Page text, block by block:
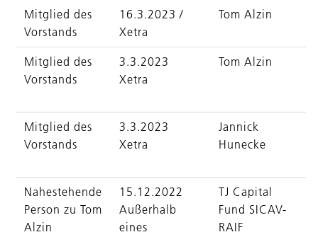
Mitglied des
Vorstands
16.3.2023 /
Xetra
Tom Alzin
Mitglied des
Vorstands
3.3.2023
Xetra
Tom Alzin
Mitglied des
Vorstands
3.3.2023
Xetra
Jannick
Hunecke
Nahestehende
Person zu Tom
Alzin
15.12.2022
Außerhalb
eines
TJ Capital
Fund SICAV-
RAIF